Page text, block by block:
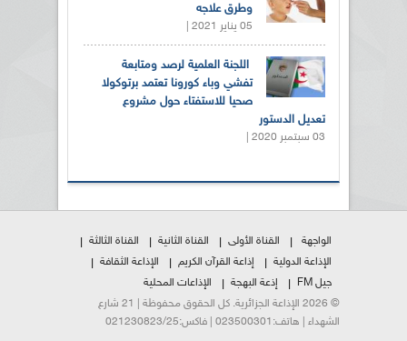
وطرق علاجه
05 يناير 2021 |
اللجنة العلمية لرصد ومتابعة
تفشي وباء كورونا تعتمد برتوكولا
صحيا للاستفتاء حول مشروع
تعديل الدستور
03 سبتمبر 2020 |
الواجهة القناة الأولى القناة الثانية
القناة الثالثة
الإذاعة الدولية
إذاعة القرآن الكريم
الإذاعة الثقافة
جيل FM
إذعة البهجة
الإذاعات المحلية
© 2026 الإذاعة الجزائرية. كل الحقوق محفوظة | 21 شارع
الشهداء | هاتف:023500301 | فاكس:021230823/25